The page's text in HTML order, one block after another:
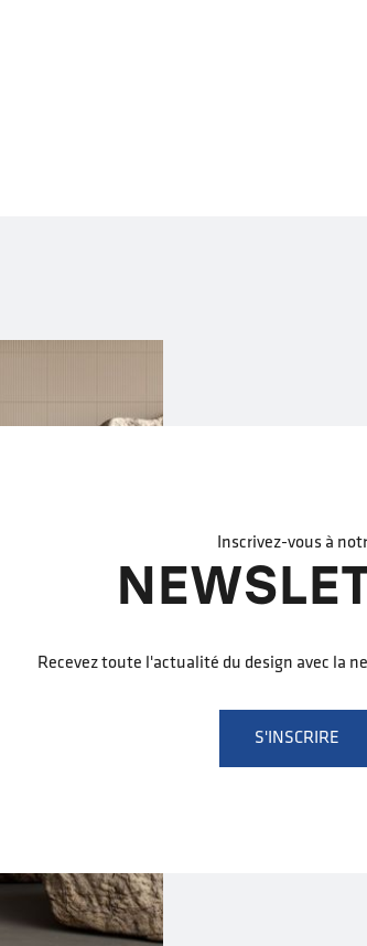
Inscrivez-vous à
Recevez toute l'actualité du design avec la
S'INSCRIRE